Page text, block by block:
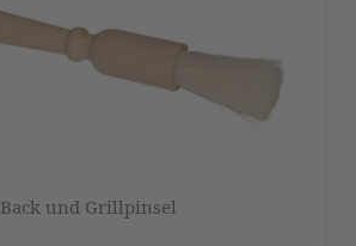
Back und Grillpinsel